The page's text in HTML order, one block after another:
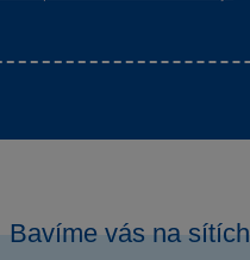
Bavíme vás na sítích